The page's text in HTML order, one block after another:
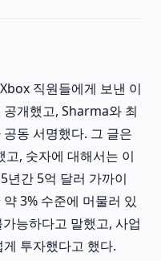
직원들에게 보낸 이
개했고, Sharma와 최
동 서명했다. 그 글은
, 숫자에 대해서는 이
년간 5억 달러 가까이
3% 수준에 머물러 있
능하다고 말했고, 사업
투자했다고 했다.